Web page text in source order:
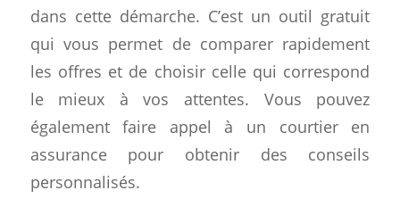
dans cette démarche. C’est un outil gratuit
qui vous permet de comparer rapidement
les offres et de choisir celle qui correspond
le mieux à vos attentes. Vous pouvez
également faire appel à un courtier en
assurance pour obtenir des conseils
personnalisés.